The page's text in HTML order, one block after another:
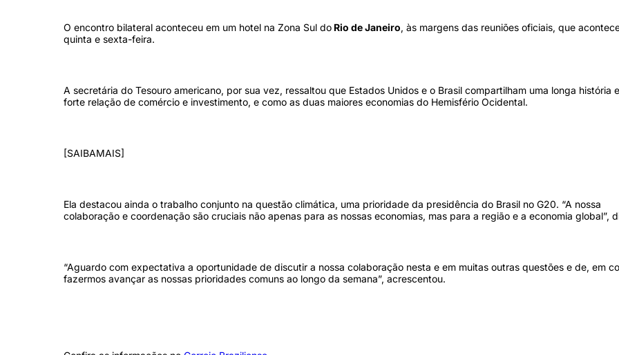
O encontro bilateral aconteceu em um hotel na Zona Sul do Rio de Janeiro, às margens das reuniões oficiais, que
quinta e sexta-feira.
A secretária do Tesouro americano, por sua vez, ressaltou que Estados Unidos e o Brasil compartilham uma longa história
forte relação de comércio e investimento, e como as duas maiores economias do Hemisfério Ocidental.
[SAIBAMAIS]
Ela destacou ainda o trabalho conjunto na questão climática, uma prioridade da presidência do Brasil no G20. “A nossa
colaboração e coordenação são cruciais não apenas para as nossas economias, mas para a região e a economia global”,
“Aguardo com expectativa a oportunidade de discutir a nossa colaboração nesta e em muitas outras questões e de, em
fazermos avançar as nossas prioridades comuns ao longo da semana”, acrescentou.